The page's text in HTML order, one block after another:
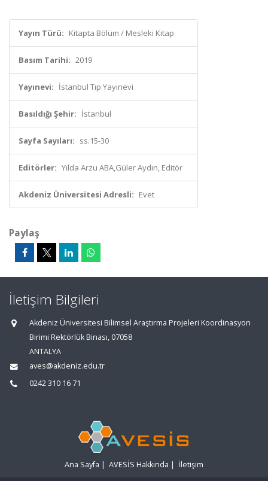
Yayın Türü: Kitapta Bölüm / Mesleki Kitap
Basım Tarihi: 2019
Yayınevi: İstanbul Tıp Yayınevi
Basıldığı Şehir: İstanbul
Sayfa Sayıları: ss.15-30
Editörler: Yılda Arzu ABA,Güler Aydın, Editör
Akdeniz Üniversitesi Adresli: Evet
Paylaş
İletişim Bilgileri
Akdeniz Üniversitesi Bilimsel Araştırma Projeleri Koordinasyon
Birimi Rektörlük Binası, 07058
ANTALYA
aves@akdeniz.edu.tr
0242 310 16 71
Ana Sayfa | AVESİS Hakkında | İletişim